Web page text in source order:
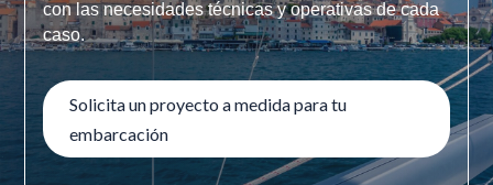
con las necesidades técnicas y operativas de cada
caso.
Solicita un proyecto a medida para tu
embarcación